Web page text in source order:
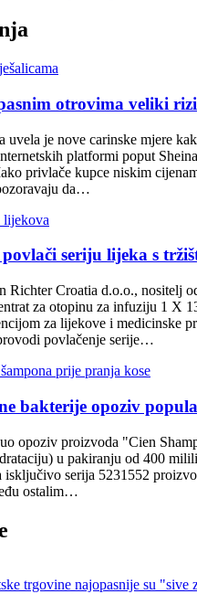
otrovima veliki
uvela je nove carinske mjere
platformi poput
privlače kupce niskim
da…
seriju lijeka s
Richter Croatia d.o.o., nositelj
za otopinu za infuziju 1 X
za lijekove i medicinske
povlačenje serije…
bakterije opoziv
opoziv proizvoda "Cien
u pakiranju od 400
isključivo serija 5231552
ostalim…
trgovine najopasnije su